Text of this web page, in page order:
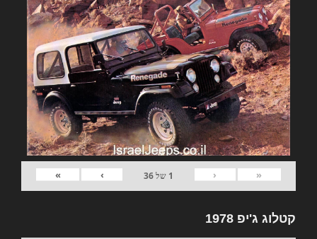
«
‹
1 של36
›
»
קטלוג ג'יפ 1978